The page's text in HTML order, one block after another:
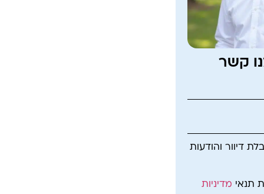
קשר
דיוור והודעות
תנאי מדיניות